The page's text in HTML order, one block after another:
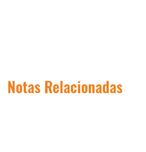
Notas Relacionadas